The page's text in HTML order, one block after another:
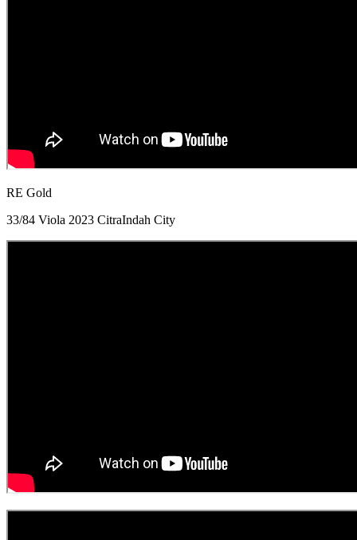
RE Gold
33/84 Viola 2023 CitraIndah City